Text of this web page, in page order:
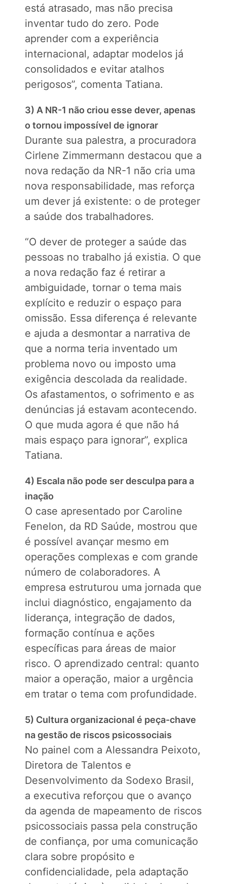
está atrasado, mas não precisa
inventar tudo do zero. Pode
aprender com a experiência
internacional, adaptar modelos já
consolidados e evitar atalhos
perigosos”, comenta Tatiana.
3) A NR-1 não criou esse dever, apenas
o tornou impossível de ignorar
Durante sua palestra, a procuradora
Cirlene Zimmermann destacou que a
nova redação da NR-1 não cria uma
nova responsabilidade, mas reforça
um dever já existente: o de proteger
a saúde dos trabalhadores.
“O dever de proteger a saúde das
pessoas no trabalho já existia. O que
a nova redação faz é retirar a
ambiguidade, tornar o tema mais
explícito e reduzir o espaço para
omissão. Essa diferença é relevante
e ajuda a desmontar a narrativa de
que a norma teria inventado um
problema novo ou imposto uma
exigência descolada da realidade.
Os afastamentos, o sofrimento e as
denúncias já estavam acontecendo.
O que muda agora é que não há
mais espaço para ignorar”, explica
Tatiana.
4) Escala não pode ser desculpa para a
inação
O case apresentado por Caroline
Fenelon, da RD Saúde, mostrou que
é possível avançar mesmo em
operações complexas e com grande
número de colaboradores. A
empresa estruturou uma jornada que
inclui diagnóstico, engajamento da
liderança, integração de dados,
formação contínua e ações
específicas para áreas de maior
risco. O aprendizado central: quanto
maior a operação, maior a urgência
em tratar o tema com profundidade.
5) Cultura organizacional é peça-chave
na gestão de riscos psicossociais
No painel com a Alessandra Peixoto,
Diretora de Talentos e
Desenvolvimento da Sodexo Brasil,
a executiva reforçou que o avanço
da agenda de mapeamento de riscos
psicossociais passa pela construção
de confiança, por uma comunicação
clara sobre propósito e
confidencialidade, pela adaptação